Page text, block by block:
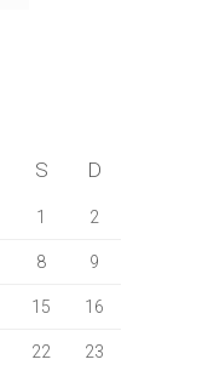
S D
1 2
8 9
15 16
22 23